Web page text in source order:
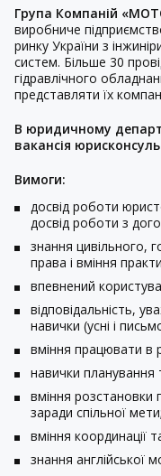
Група Компаній
виробниче
ринку України з
систем. Більше 30
гідравлічного
представляти їх
В юридичному
вакансія
Вимоги:
досвід роботи
досвід роботи з
знання цивільного,
права і вміння
впевнений
відповідальність,
навички (усні і
вміння працювати в
навички планування
вміння розстановки
заради спільної мети;
вміння координації
знання англійської